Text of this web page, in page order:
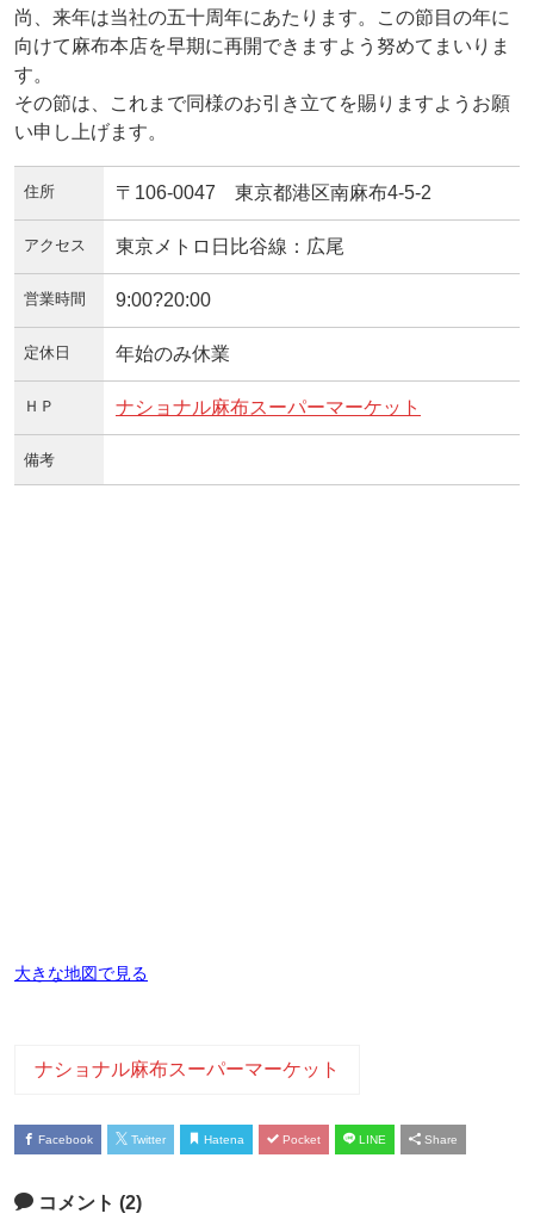
尚、来年は当社の五十周年にあたります。この節目の年に
向けて麻布本店を早期に再開できますよう努めてまいりま
す。
その節は、これまで同様のお引き立てを賜りますようお願
い申し上げます。
住所 〒106-0047 東京都港区南麻布4-5-2
アクセス 東京メトロ日比谷線：広尾
営業時間 9:00?20:00
定休日 年始のみ休業
ＨＰ ナショナル麻布スーパーマーケット
備考
大きな地図で見る
ナショナル麻布スーパーマーケット
Facebook Twitter Hatena Pocket LINE Share
コメント (2)